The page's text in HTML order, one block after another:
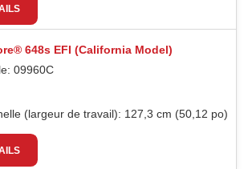
648s EFI (California Model)
09960C
(largeur de travail): 127,3 cm (50,12 po)